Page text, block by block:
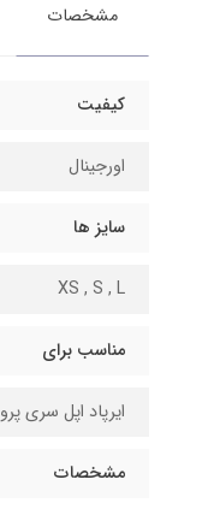
مشخصات
کیفیت
اورجینال
سایز ها
XS , S , L
مناسب برای
ایرپاد اپل سری پرو ۲
مشخصات